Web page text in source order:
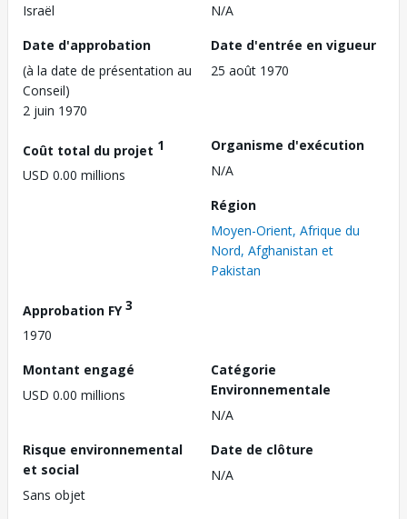
Israël
N/A
Date d'approbation
(à la date de présentation au
Conseil)
2 juin 1970
Date d'entrée en vigueur
25 août 1970
Coût total du projet 1
USD 0.00 millions
Organisme d'exécution
N/A
Région
Moyen-Orient, Afrique du
Nord, Afghanistan et
Pakistan
Approbation FY3
1970
Montant engagé
USD 0.00 millions
Catégorie
Environnementale
N/A
Risque environnemental
et social
Sans objet
Date de clôture
N/A